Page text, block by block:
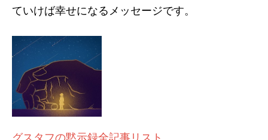
ていけば幸せになるメッセージです。
グスタフの黙示録全記事リスト